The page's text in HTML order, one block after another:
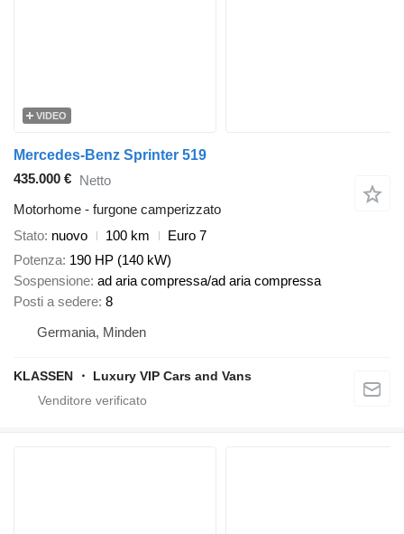
VIDEO
Mercedes-Benz Sprinter 519
435.000 € Netto
Motorhome - furgone camperizzato
Stato nuovo 100 km
Euro 7
Potenza 190 HP (140 kW)
Sospensione ad aria compressa/ad aria compressa
Posti a sedere 8
Germania, Minden
KLASSEN ・ Luxury VIP Cars and Vans